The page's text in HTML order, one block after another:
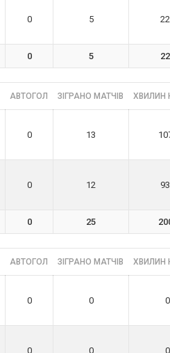
0 5
0 5
АВТОГОЛ ЗІГРАНО МАТЧІВ ХВИЛИН
0 13
0 12
0 25
АВТОГОЛ ЗІГРАНО МАТЧІВ ХВИЛИН
0 0 0
0 0 0